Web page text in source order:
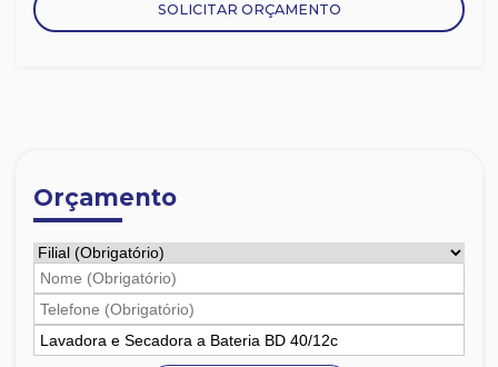
SOLICITAR ORÇAMENTO
Orçamento